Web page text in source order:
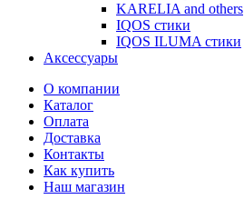
KARELIA and others
IQOS стики
IQOS ILUMA стики
Аксессуары
О компании
Каталог
Оплата
Доставка
Контакты
Как купить
Наш магазин